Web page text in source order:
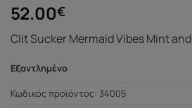
52.00€
Clit Sucker Mermaid Vibes Mint
Εξαντλημένο
Κωδικός προϊόντος: 34005